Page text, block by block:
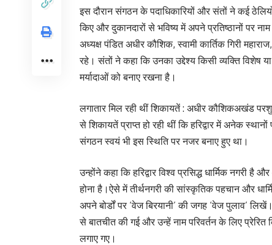
इस दौरान संगठन के पदाधिकारियों और संतों ने कई
किए और दुकानदारों से भविष्य में अपने प्रतिष्ठानों पर
अध्यक्ष पंडित अधीर कौशिक, स्वामी कार्तिक गिरी
रहे। संतों ने कहा कि उनका उद्देश्य किसी व्यक्ति विशेष या
मर्यादाओं को बनाए रखना है।
लगातार मिल रही थीं शिकायतें : अधीर कौशिकअखंड
से शिकायतें प्राप्त हो रही थीं कि हरिद्वार में अनेक
संगठन स्वयं भी इस स्थिति पर नजर बनाए हुए था।
उन्होंने कहा कि हरिद्वार विश्व प्रसिद्ध धार्मिक
होना है।ऐसे में तीर्थनगरी की सांस्कृतिक पहचान और
अपने बोर्डों पर ‘वेज बिरयानी’ की जगह ‘वेज पुलाव’
से बातचीत की गई और उन्हें नाम परिवर्तन के लिए
लगाए गए।